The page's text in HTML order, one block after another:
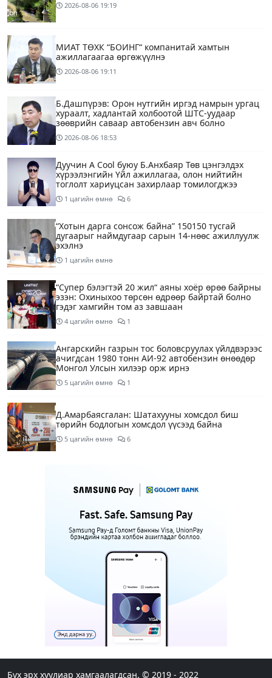
2026-08-06 19:19
МИАТ ТӨХК “БОИНГ“ компанитай хамтын
ажиллагаагаа өргөжүүлнэ
2026-08-06 19:11
Б.Дашпүрэв: Орон нутгийн иргэд намрын ургац
хураалт, хадлантай холбоотой ШТС-уудаар
зөөврийн саваар автобензин авч болно
2026-08-06 18:53
Дуучин A Cool буюу Б.Анхбаяр Төв цэнгэлдэх
хүрээлэнгийн Үйл ажиллагаа, олон нийтийн
тоглолт хариуцсан захирлаар томилогджээ
1 цагийн өмнө 6
“Хотын дарга сонсож байна” 150150 тусгай
дугаарыг наймдугаар сарын 14-нөөс ажиллуулж
эхэлнэ
1 цагийн өмнө
“Супер бэлэгтэй 20 жил“ аяны хоёр өрөө байрны
эзэн: Охиныхоо төрсөн өдрөөр байртай болно
гэдэг хамгийн том аз завшаан
4 цагийн өмнө 1
Ангарскийн газрын тос боловсруулах үйлдвэрээс
ачигдсан 1980 тонн АИ-92 автобензин өнөөдөр
Монгол Улсын хилээр орж ирнэ
5 цагийн өмнө 1
Д.Амарбаясгалан: Шатахууны хомсдол биш
төрийн бодлогын хомсдол үүсээд байна
5 цагийн өмнө 6
23:00 цагаас түр хааж, борооны ус зайлуулах
шугамын хөндлөн сэтэлгээ хийнэ
Нэгдүгээр ангид элсэгчдийн бүртгэлийг энэ
сарын 17-ноос E-Mongolia системээр зохион
Өнөөдөр тэгш тоогоор төгссөн автомашинтай
иргэд 50 хүртэлх мянган төгрөгөнд БЕНЗИН авна
7 цагийн өмнө
анхаарах шаардлагатай
Бүх эрх хуулиар хамгаалагдсан. © 2019 - 2022